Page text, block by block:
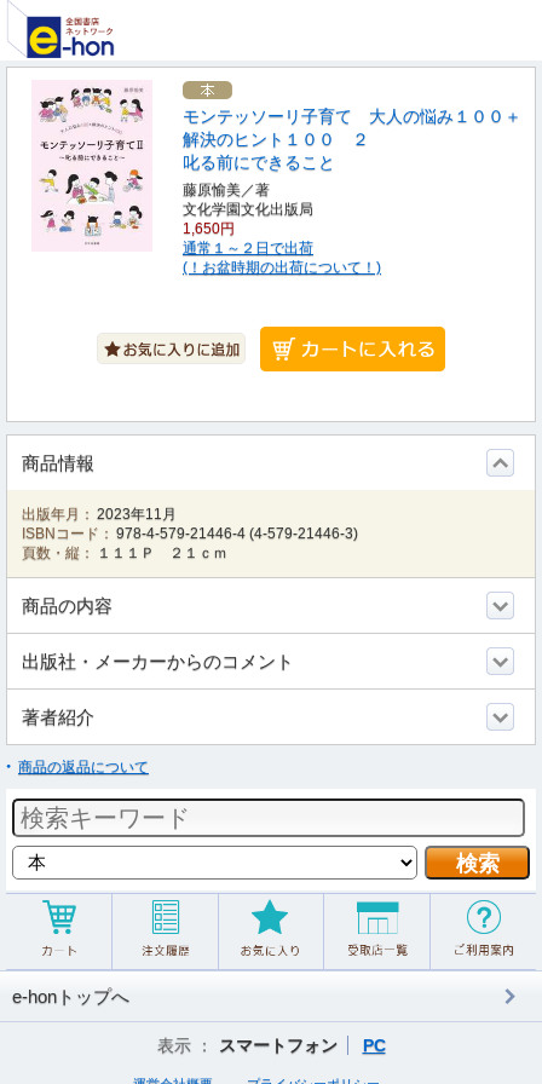
モンテッソーリ子育て 大人の悩み１００＋
解決のヒント１００ ２
叱る前にできること
藤原愉美／著
文化学園文化出版局
1,650円
通常１～２日で出荷
(！お盆時期の出荷について！)
商品情報
出版年月： 2023年11月
ISBNコード： 978-4-579-21446-4 (4-579-21446-3)
頁数・縦：
１１１Ｐ ２１ｃｍ
商品の内容
出版社・メーカーからのコメント
著者紹介
商品の返品について
e-honトップへ
表示 ： スマートフォン PC